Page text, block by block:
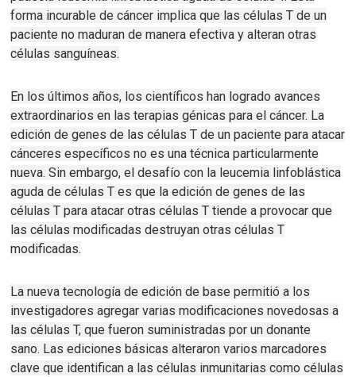
forma incurable de cáncer implica que las células T de un
paciente no maduran de manera efectiva y alteran otras
células sanguíneas.
En los últimos años, los científicos han logrado avances
extraordinarios en las terapias génicas para el cáncer. La
edición de genes de las células T de un paciente para atacar
cánceres específicos no es una técnica particularmente
nueva.Sin embargo, el desafío con la leucemia linfoblástica
aguda de células T es que la edición de genes de las
células T para atacar otras células T tiende a provocar que
las células modificadas destruyan otras células T
modificadas.
La nueva tecnología de edición de base permitió a los
investigadores agregar varias modificaciones novedosas a
las células T, que fueron suministradas por un donante
sano. Las ediciones básicas alteraron varios marcadores
clave que identifican a las células inmunitarias como células